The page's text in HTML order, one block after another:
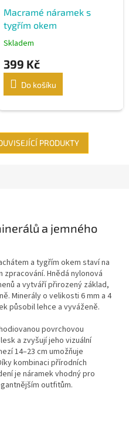
Macramé náramek s
tygřím okem
Skladem
399 Kč
Do košíku
PRODUKTY
a jemného
a tygřím okem staví na
Hnědá nylonová
a vytváří přirozený základ,
Minerály o velikosti 6 mm a 4
působil lehce a vyváženě.
povrchovou
a zvyšují jeho vizuální
14–23 cm umožňuje
kombinaci přírodních
je náramek vhodný pro
outfitům.